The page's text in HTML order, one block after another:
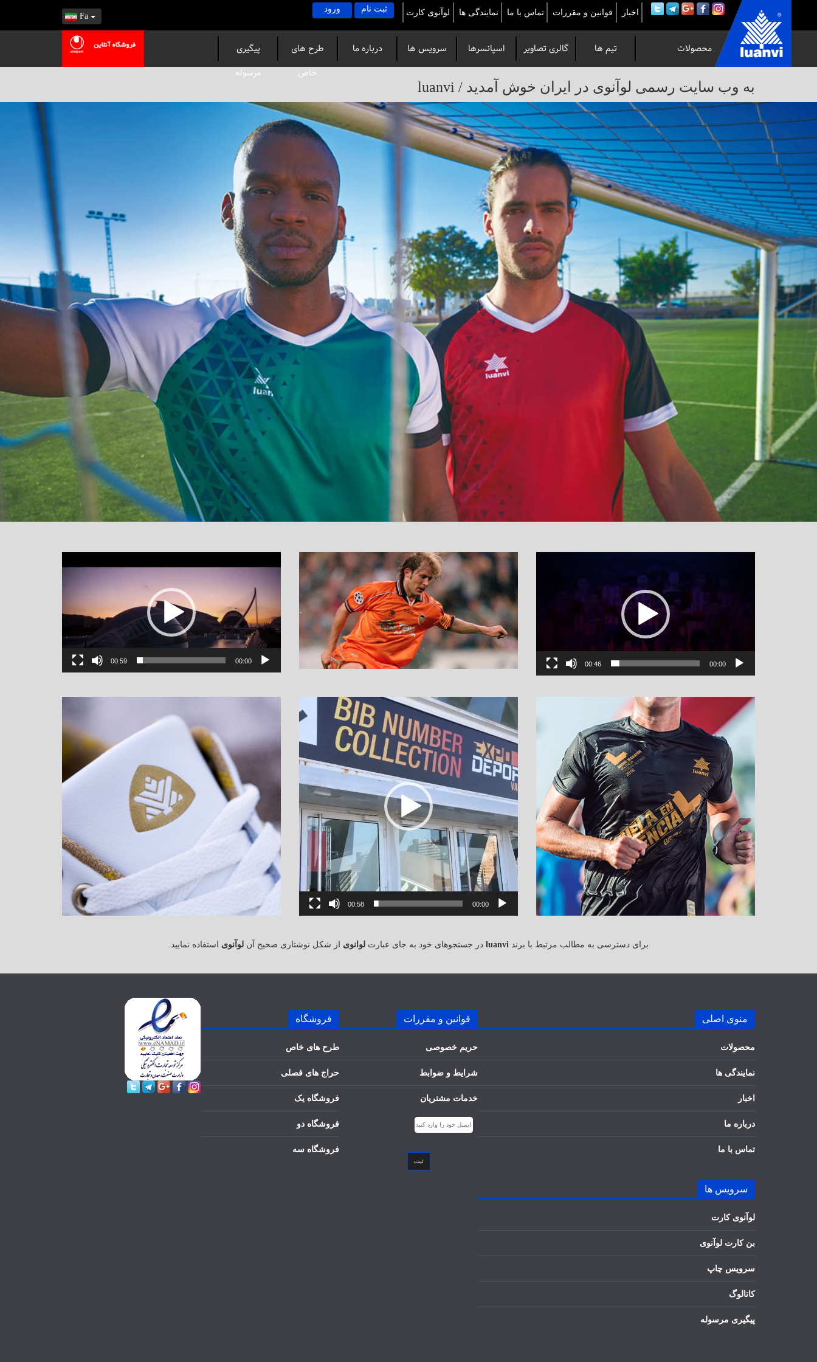
Fa
وب
سایت
رسمی
لوآنوی
در
ایران
خوش
آمدید
/
luanvi
اخبار قوانین و مقررات تماس با ما نمایندگی ها لوآنوی کارت ثبت نام ورود
محصولات تیم ها گالری تصاویر اسپانسرها سرویس ها درباره ما
طرح های
خاص
پیگیری
مرسوله
به وب سایت رسمی لوآنوی در ایران خوش آمدید / luanvi
ویدیو
00:00
00:59 00:00
00:46
نمایشگر
ویدیو
00:00
00:58
برای دسترسی به مطالب مرتبط با برند luanvi در جستجوهای خود به جای عبارت لوانوی از شکل نوشتاری صحیح آن لوآنوی استفاده نمایید.
منوی اصلی
محصولات
نمایندگی ها
اخبار
درباره ما
تماس با ما
سرویس ها
لوآنوی کارت
بن کارت لوآنوی
سرویس چاپ
کاتالوگ
پیگیری مرسوله
قوانین و مقررات
حریم خصوصی
شرایط و ضوابط
خدمات مشتریان
ثبت
فروشگاه
طرح های خاص
حراج های فصلی
فروشگاه یک
فروشگاه دو
فروشگاه سه